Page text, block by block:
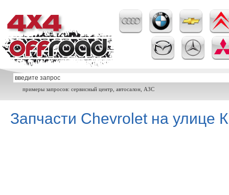
примеры запросов: сервисный центр, автосалон, АЗС
Запчасти Chevrolet на улице